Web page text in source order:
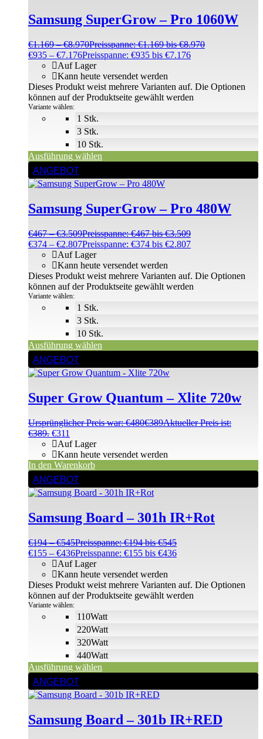
Samsung SuperGrow – Pro 1060W
€1.169 –€8.970Preisspanne: €1.169 bis €8.970
€935 – €7.176Preisspanne: €935 bis €7.176
1 Stk.
3 Stk.
10 Stk.
Auf Lager
Kann heute versendet werden
Variante wählen:
Ausführung wählen
Dieses Produkt weist mehrere Varianten auf. Die Optionen
können auf der Produktseite gewählt werden
ANGEBOT
Samsung SuperGrow – Pro 480W
€467 –€3.509Preisspanne: €467 bis €3.509
€374 – €2.807Preisspanne: €374 bis €2.807
1 Stk.
3 Stk.
10 Stk.
Auf Lager
Kann heute versendet werden
Variante wählen:
Ausführung wählen
Dieses Produkt weist mehrere Varianten auf. Die Optionen
können auf der Produktseite gewählt werden
ANGEBOT
Super Grow Quantum – Xlite 720w
Ursprünglicher Preis war: €480€389Aktueller Preis ist:
€389. €311
Auf Lager
Kann heute versendet werden
In den Warenkorb
ANGEBOT
Samsung Board – 301h IR+Rot
€194 –€545Preisspanne: €194 bis €545
€155 – €436Preisspanne: €155 bis €436
110Watt
220Watt
320Watt
440Watt
Auf Lager
Kann heute versendet werden
Variante wählen:
Ausführung wählen
Dieses Produkt weist mehrere Varianten auf. Die Optionen
können auf der Produktseite gewählt werden
ANGEBOT
Samsung Board – 301b IR+RED